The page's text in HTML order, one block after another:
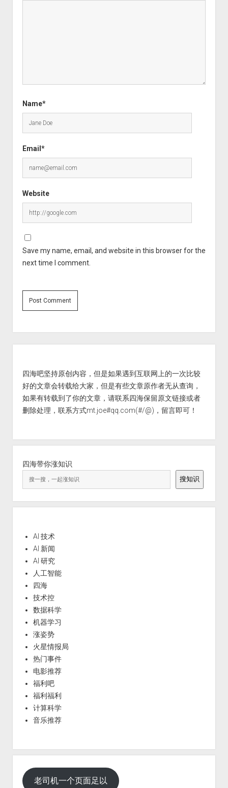
Name*
Email*
Website
Save my name, email, and website in this browser for the
next time I comment.
四海吧坚持原创内容，但是如果遇到互联网上的一次比较
好的文章会转载给大家，但是有些文章原作者无从查询，
如果有转载到了你的文章，请联系四海保留原文链接或者
删除处理，联系方式mt.joe#qq.com(#/@)，留言即可！
四海带你涨知识
搜知识
AI 技术
AI 新闻
AI 研究
人工智能
四海
技术控
数据科学
机器学习
涨姿势
火星情报局
热门事件
电影推荐
福利吧
福利福利
计算科学
音乐推荐
老司机一个页面足以